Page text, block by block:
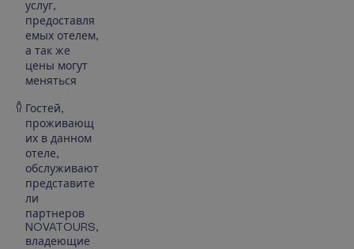
услуг,
предоставля
емых отелем,
а так же
цены могут
меняться
Гостей,
проживающ
их в данном
отеле,
обслуживают
представите
ли
партнеров
NOVATOURS,
владеющие